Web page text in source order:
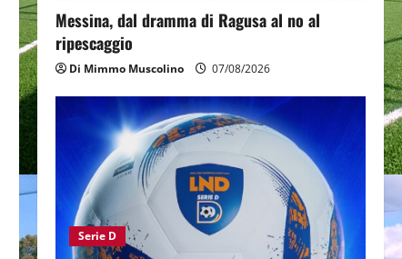
Messina, dal dramma di Ragusa al no al
ripescaggio
Di Mimmo Muscolino 07/08/2026
Serie D